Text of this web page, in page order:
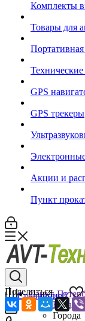
Комплекты
Товары для
GPS
GPS трекеры
Акции и
Пункт
Сравнение0
Санкт-
Назад
Города
Поделиться